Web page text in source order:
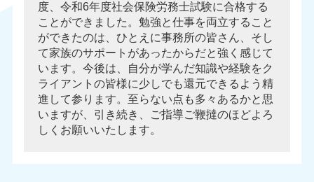
度、令和6年度社会保険労務士試験に合格する
ことができました。勉強と仕事を両立すること
ができたのは、ひとえに事務所の皆さん、そし
て家族のサポートがあったからだと強く感じて
います。今後は、自分が学んだ知識や経験をク
ライアントの皆様に少しでも還元できるよう精
進して参ります。至らない点も多々あるかと思
いますが、引き続き、ご指導ご鞭撻のほどよろ
しくお願いいたします。